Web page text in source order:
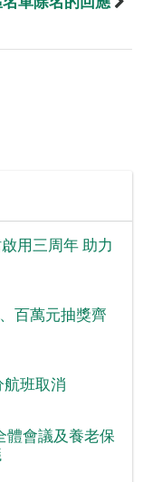
用三周年 助力
百萬元抽獎齊
班取消
體會議及養老保